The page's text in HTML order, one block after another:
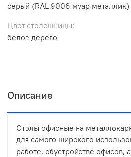
серый (RAL 9006 муар металлик)
Цвет столешницы:
белое дерево
Описание
Столы офисные на
для самого широкого
работе, обустройстве офисов,